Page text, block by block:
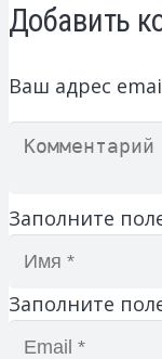
Добавить
Ваш адрес
Заполните
Заполните